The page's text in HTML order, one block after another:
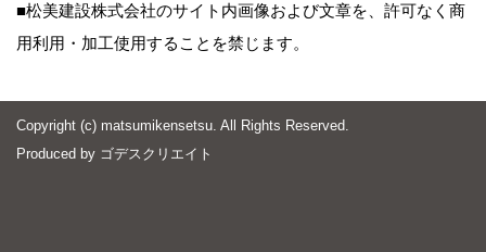
■松美建設株式会社のサイト内画像および文章を、許可なく商
用利用・加工使用することを禁じます。
Copyright (c) matsumikensetsu. All Rights Reserved.
Produced by ゴデスクリエイト